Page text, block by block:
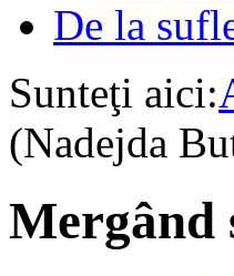
De la
Sunteţi aici:
(Nadejda
Mergând